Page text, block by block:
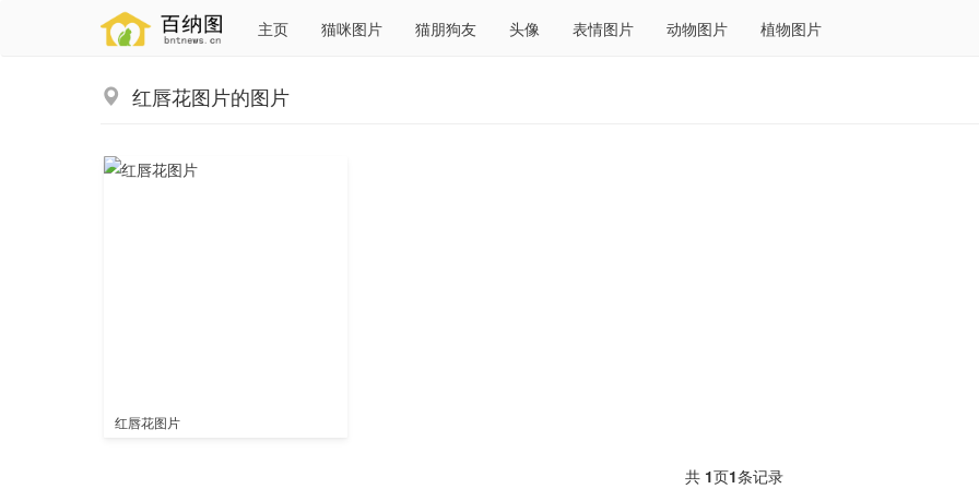
主页 猫咪图片 猫朋狗友 头像 表情图片 动物图片 植物图片
红唇花图片的图片
红唇花图片
共 1页1条记录